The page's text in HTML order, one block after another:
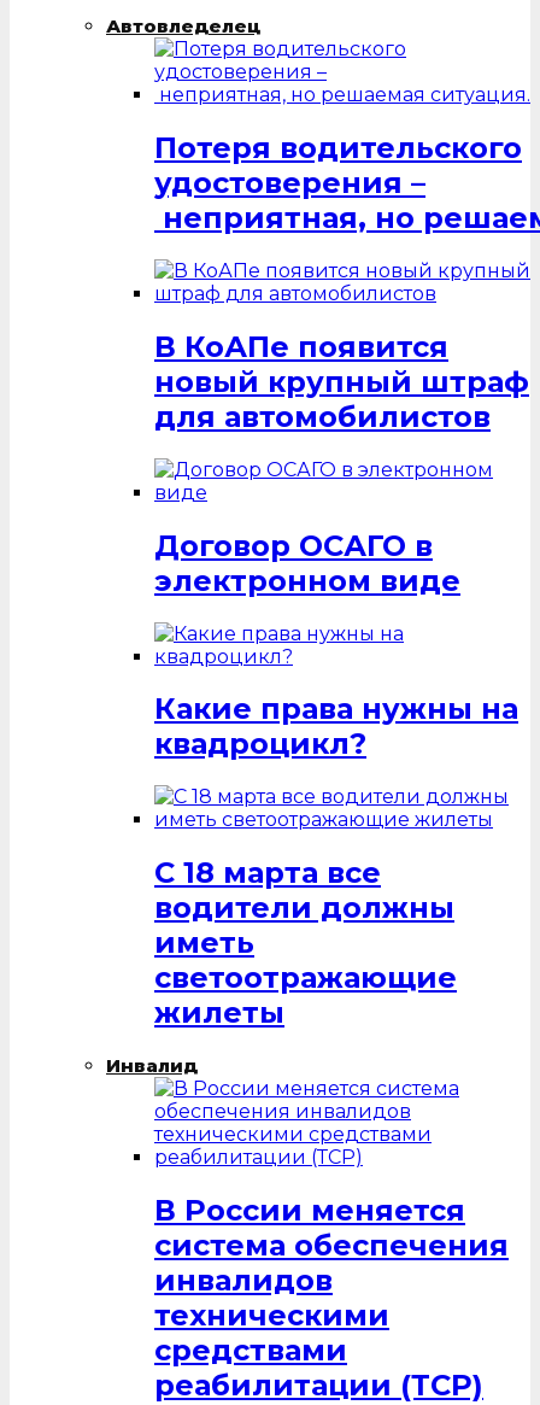
Автовледелец
Потеря водительского
удостоверения –
неприятная, но
В КоАПе появится
новый крупный штраф
для автомобилистов
Договор ОСАГО в
электронном виде
Какие права нужны на
квадроцикл?
С 18 марта все
водители должны
иметь
светоотражающие
жилеты
Инвалид
В России меняется
система обеспечения
инвалидов
техническими
средствами
реабилитации (ТСР)